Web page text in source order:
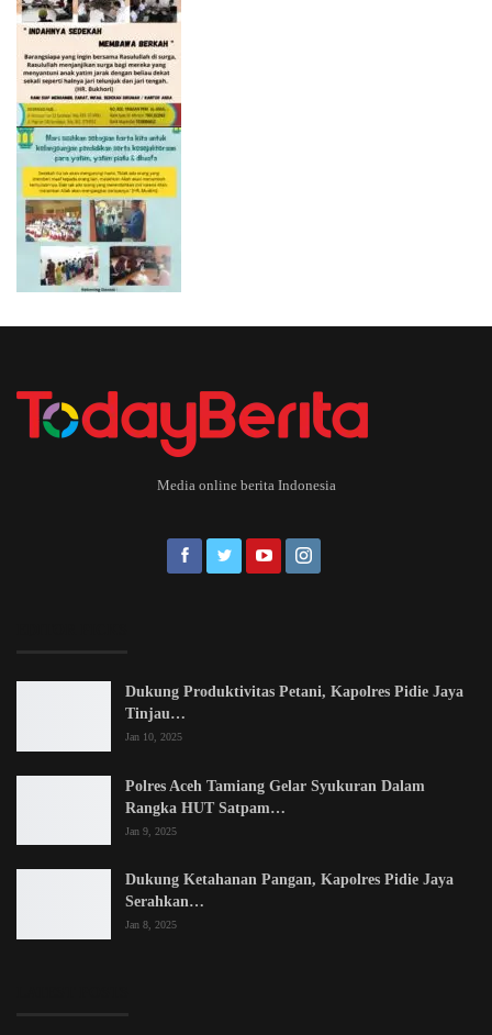
Media online berita Indonesia
Dukung Produktivitas Petani, Kapolres Pidie Jaya
Tinjau…
Jan 10, 2025
Polres Aceh Tamiang Gelar Syukuran Dalam
Rangka HUT Satpam…
Jan 9, 2025
Dukung Ketahanan Pangan, Kapolres Pidie Jaya
Serahkan…
Jan 8, 2025